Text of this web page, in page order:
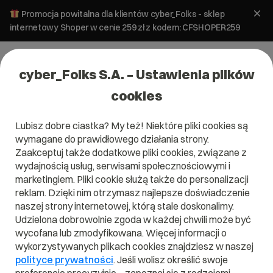
Promocja powitalna dla klientów cyber_Folks - sklep
internetowy Shoper w cenie 259 zł z kodem: CFSHOPER259
Czym jest Dostępność cyfrowa?
Przeczytaj czym jestDostępność cyfrowaw naszym
słowniku.
cyber_Folks S.A. – Ustawienia plików
cookies
Lubisz dobre ciastka? My też! Niektóre pliki cookies są
wymagane do prawidłowego działania strony.
Zaakceptuj także dodatkowe pliki cookies, związane z
wydajnością usług, serwisami społecznościowymi i
marketingiem. Pliki cookie służą także do personalizacji
reklam. Dzięki nim otrzymasz najlepsze doświadczenie
naszej strony internetowej, którą stale doskonalimy.
Udzielona dobrowolnie zgoda w każdej chwili może być
wycofana lub zmodyfikowana. Więcej informacji o
wykorzystywanych plikach cookies znajdziesz w naszej
polityce prywatności. Jeśli wolisz określić swoje